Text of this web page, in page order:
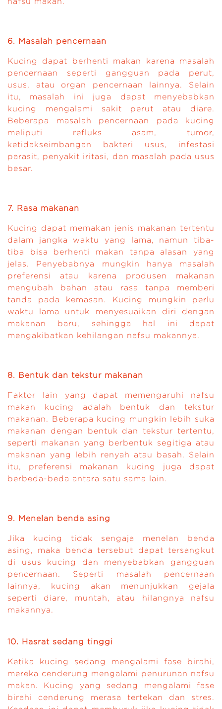
6. Masalah pencernaan
Kucing dapat berhenti makan karena masalah
pencernaan seperti gangguan pada perut,
usus, atau organ pencernaan lainnya. Selain
itu, masalah ini juga dapat menyebabkan
kucing mengalami sakit perut atau diare.
Beberapa masalah pencernaan pada kucing
meliputi refluks asam, tumor,
ketidakseimbangan bakteri usus, infestasi
parasit, penyakit iritasi, dan masalah pada usus
besar.
7. Rasa makanan
Kucing dapat memakan jenis makanan tertentu
dalam jangka waktu yang lama, namun tiba-
tiba bisa berhenti makan tanpa alasan yang
jelas. Penyebabnya mungkin hanya masalah
preferensi atau karena produsen makanan
mengubah bahan atau rasa tanpa memberi
tanda pada kemasan. Kucing mungkin perlu
waktu lama untuk menyesuaikan diri dengan
makanan baru, sehingga hal ini dapat
mengakibatkan kehilangan nafsu makannya.
8. Bentuk dan tekstur makanan
Faktor lain yang dapat memengaruhi nafsu
makan kucing adalah bentuk dan tekstur
makanan. Beberapa kucing mungkin lebih suka
makanan dengan bentuk dan tekstur tertentu,
seperti makanan yang berbentuk segitiga atau
makanan yang lebih renyah atau basah. Selain
itu, preferensi makanan kucing juga dapat
berbeda-beda antara satu sama lain.
9. Menelan benda asing
Jika kucing tidak sengaja menelan benda
asing, maka benda tersebut dapat tersangkut
di usus kucing dan menyebabkan gangguan
pencernaan. Seperti masalah pencernaan
lainnya, kucing akan menunjukkan gejala
seperti diare, muntah, atau hilangnya nafsu
makannya.
10. Hasrat sedang tinggi
Ketika kucing sedang mengalami fase birahi,
mereka cenderung mengalami penurunan nafsu
makan. Kucing yang sedang mengalami fase
birahi cenderung merasa tertekan dan stres.